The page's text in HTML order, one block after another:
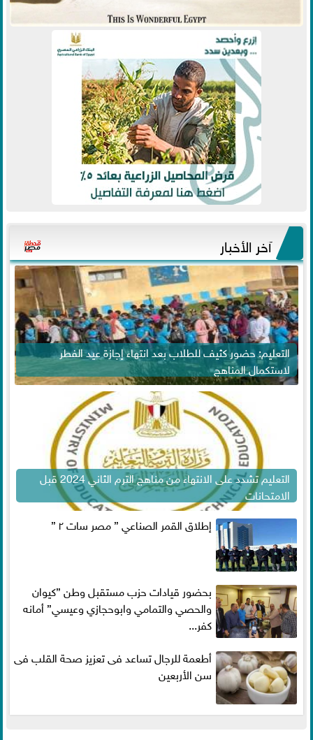
آخر الأخبار
التعليم: حضور كثيف للطلاب بعد انتهاء إجازة عيد الفطر
لاستكمال المناهج
التعليم تشدد على الانتهاء من مناهج الترم الثاني 2024 قبل
الامتحانات
إطلاق القمر الصناعي ” مصر سات ٢ ”
بحضور قيادات حزب مستقبل وطن ”كيوان
والحصي والتمامي وابوحجازي وعيسي” أمانه
كفر...
أطعمة للرجال تساعد فى تعزيز صحة القلب فى
سن الأربعين